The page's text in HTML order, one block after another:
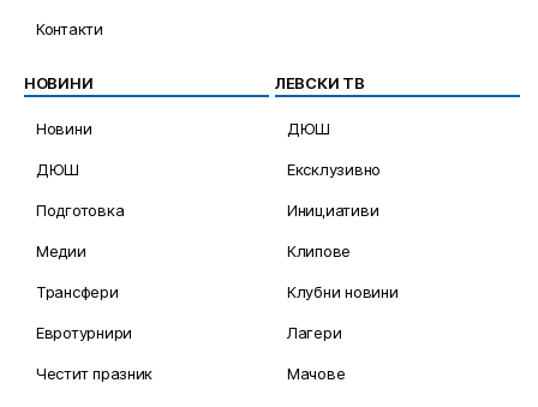
Контакти
НОВИНИ
Новини
ДЮШ
Подготовка
Медии
Трансфери
Евротурнири
Честит празник
ЛЕВСКИ ТВ
ДЮШ
Ексклузивно
Инициативи
Клипове
Клубни новини
Лагери
Мачове